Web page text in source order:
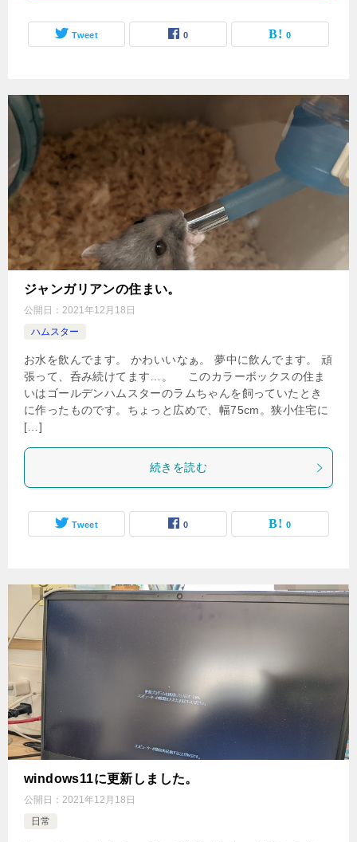
Tweet 0 0
ジャンガリアンの住まい。
公開日： 2021年12月18日
ハムスター
お水を飲んでます。 かわいいなぁ。 夢中に飲んでます。 頑
張って、呑み続けてます…。 このカラーボックスの住ま
いはゴールデンハムスターのラムちゃんを飼っていたとき
に作ったものです。ちょっと広めで、幅75cm。狭小住宅に
[…]
続きを読む
Tweet 0 0
windows11に更新しました。
公開日： 2021年12月18日
日常